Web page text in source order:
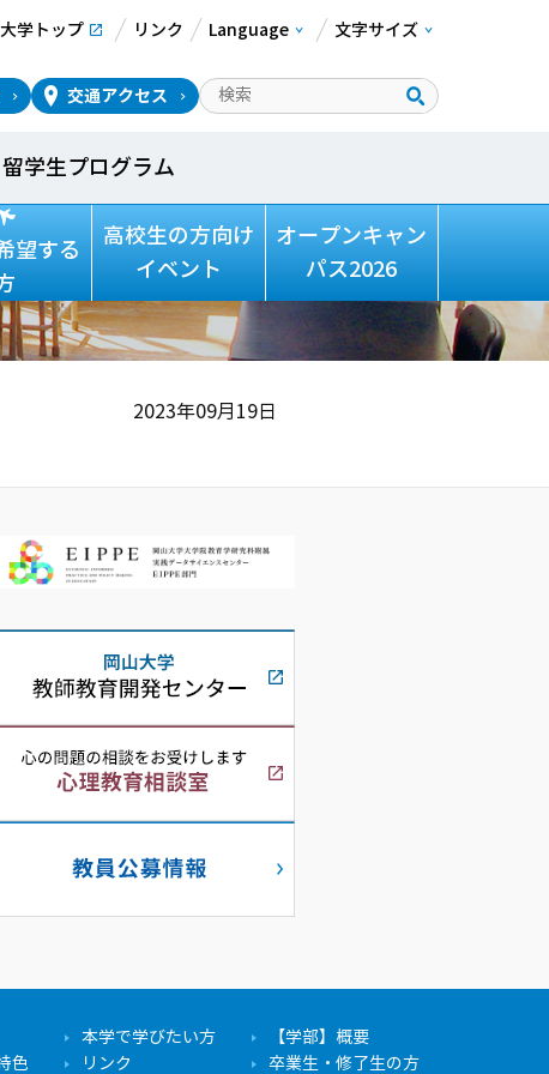
大学トップ リンク Language 文字サイズ
交通アクセス
留学生プログラム
望する
高校生の方向け
イベント
オープンキャン
パス2026
代替案の思考能
2023年09月19日
本学で学びたい方
【学部】概要
色 リンク 卒業生・修了生の方